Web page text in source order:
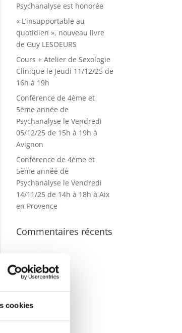
cookies
Psychanalyse est honorée
« L’insupportable au
quotidien », nouveau livre
de Guy LESOEURS
Cours + Atelier de Sexologie
Clinique le Jeudi 11/12/25 de
16h à 19h
Conférence de 4ème et
5ème année de
Psychanalyse le Vendredi
05/12/25 de 15h à 19h à
Avignon
Conférence de 4ème et
5ème année de
Psychanalyse le Vendredi
14/11/25 de 14h à 18h à Aix
en Provence
Commentaires récents